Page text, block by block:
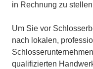
in Rechnung zu
Um Sie vor
nach lokalen,
qualifizierten